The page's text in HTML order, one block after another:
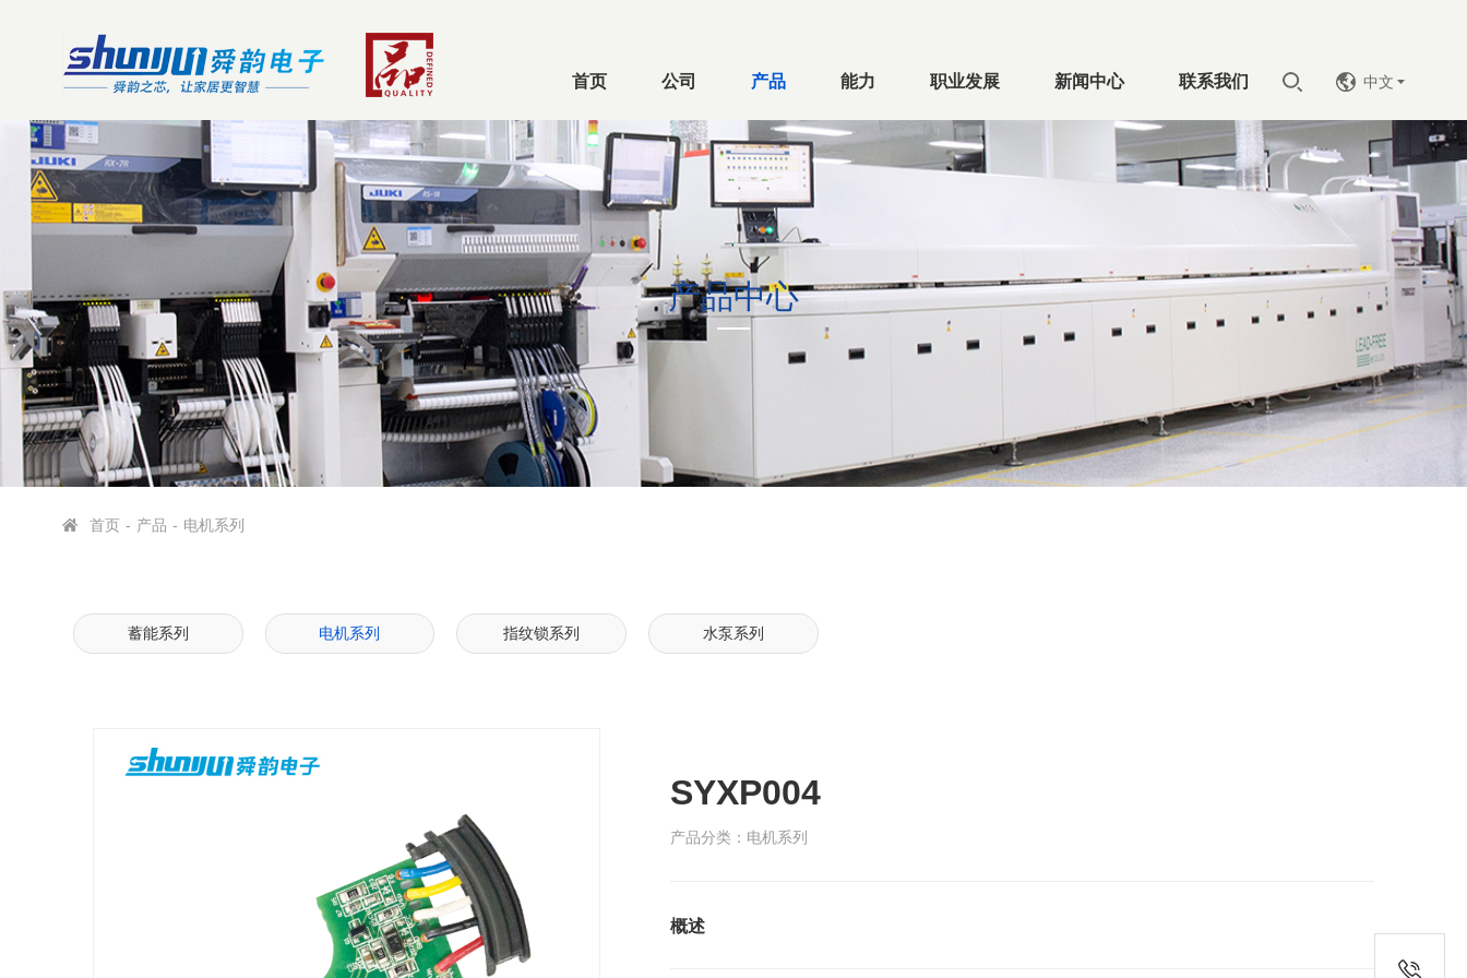
首页 公司 产品 能力 职业发展 新闻中心 联系我们 中文
产品中心
首页 - 产品 - 电机系列
蓄能系列 电机系列 指纹锁系列 水泵系列
SYXP004
产品分类：电机系列
概述